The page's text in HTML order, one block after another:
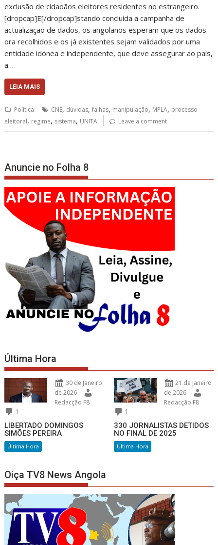
exclusão de cidadãos eleitores residentes no estrangeiro.
[dropcap]E[/dropcap]stando concluída a campanha de
actualização de dados, os angolanos esperam que os dados
ora recolhidos e os já existentes sejam validados por uma
entidade idónea e independente, que deve assegurar ao país,
a…
LEIA MAIS
Política CNE, dúvidas,falhas, manipulação, MPLA, processo
eleitoral, regime, sistema, UNITA Leave a comment
Anuncie no Folha 8
Última Hora
30 de Janeiro
de 2026
Redacção F8
1
LIBERTADO DOMINGOS
SIMÕES PEREIRA
Última Hora
21 de Janeiro
de 2026
Redacção F8
1
330 JORNALISTAS DETIDOS
NO FINAL DE 2025
Última Hora
Oiça TV8 News Angola